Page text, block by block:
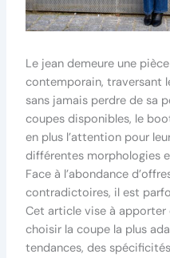
Le jean demeure une
contemporain, traversant
sans jamais perdre de sa
coupes disponibles, le
en plus l’attention pour
différentes morphologies
Face à l’abondance
contradictoires, il est
Cet article vise à apporter
choisir la coupe la plus
tendances, des